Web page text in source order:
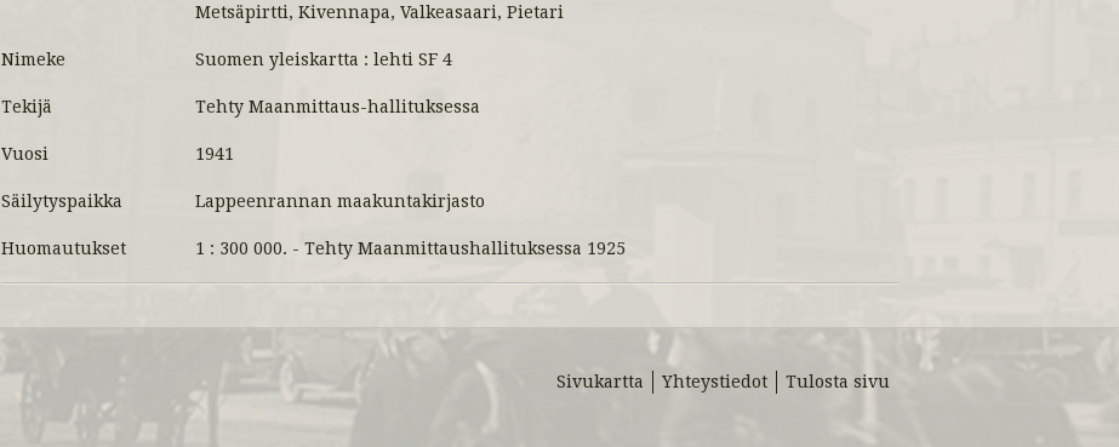
Metsäpirtti, Kivennapa, Valkeasaari, Pietari
Nimeke Suomen yleiskartta : lehti SF 4
Tekijä Tehty Maanmittaus-hallituksessa
Vuosi 1941
Säilytyspaikka Lappeenrannan maakuntakirjasto
Huomautukset 1 : 300 000. - Tehty Maanmittaushallituksessa 1925
Sivukartta Yhteystiedot Tulosta sivu